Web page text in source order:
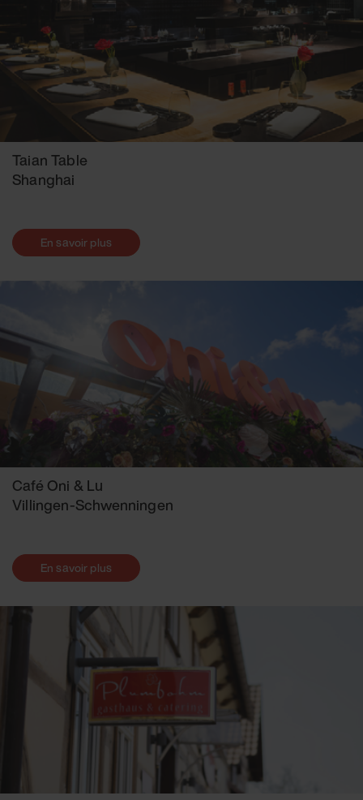
Taian Table
Shanghai
En savoir plus
Café Oni & Lu
Villingen-Schwenningen
En savoir plus